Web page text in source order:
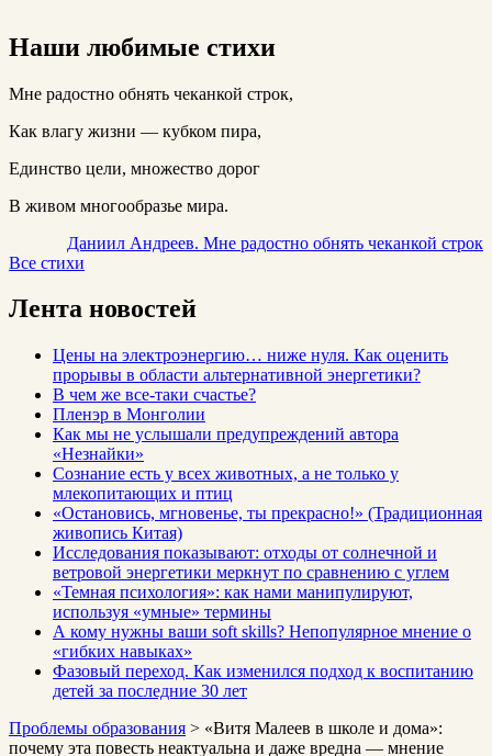
Наши любимые стихи
Мне радостно обнять чеканкой строк,
Как влагу жизни — кубком пира,
Единство цели, множество дорог
В живом многообразье мира.
Даниил Андреев. Мне радостно обнять чеканкой строк
Все стихи
Лента новостей
Цены на электроэнергию… ниже нуля. Как оценить
прорывы в области альтернативной энергетики?
В чем же все-таки счастье?
Пленэр в Монголии
Как мы не услышали предупреждений автора
«Незнайки»
Сознание есть у всех животных, а не только у
млекопитающих и птиц
«Остановись, мгновенье, ты прекрасно!» (Традиционная
живопись Китая)
Исследования показывают: отходы от солнечной и
ветровой энергетики меркнут по сравнению с углем
«Темная психология»: как нами манипулируют,
используя «умные» термины
А кому нужны ваши soft skills? Непопулярное мнение о
«гибких навыках»
Фазовый переход. Как изменился подход к воспитанию
детей за последние 30 лет
Проблемы образования > «Витя Малеев в школе и дома»:
почему эта повесть неактуальна и даже вредна — мнение